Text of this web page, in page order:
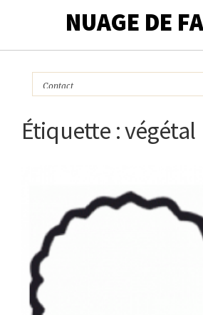
NUAGE DE
Étiquette :végétal